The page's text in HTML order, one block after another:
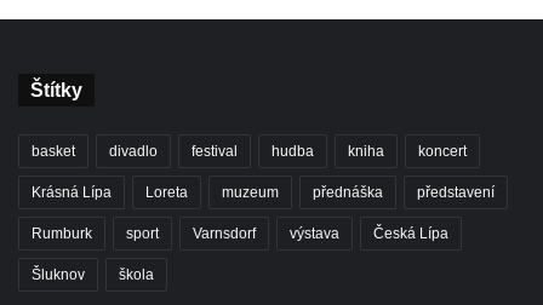
Štítky
basket divadlo festival hudba kniha koncert
Krásná Lípa Loreta muzeum přednáška představení
Rumburk sport Varnsdorf výstava Česká Lípa
Šluknov škola